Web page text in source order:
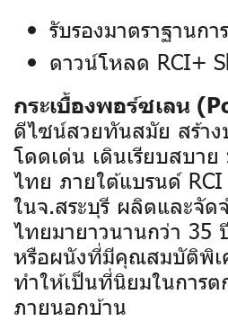
รับรองมาตราฐานกา
ดาวน์โหลด RCI+
กระเบื้องพอร์ซเลน
ดีไซน์สวยทันสมัย สร้าง
โดดเด่น เดินเรียบสบา
ไทย ภายใต้แบรนด์ RCI
ในจ.สระบุรี ผลิตและจั
ไทยมายาวนานกว่า 35
หรือผนังที่มีคุณสมบัติพิเ
ทำให้เป็นที่นิยมในการ
ภายนอกบ้าน